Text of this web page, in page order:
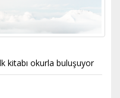
kitabı okurla buluşuyor